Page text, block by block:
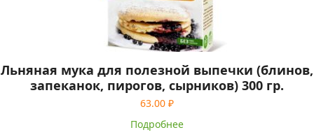
Льняная мука для полезной выпечки (блинов,
запеканок, пирогов, сырников) 300 гр.
63.00 ₽
Подробнее